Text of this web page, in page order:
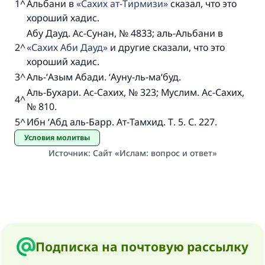
^
1 Альбани в Сахих ат-Тирмизи сказал, что это
хороший хадис.
^
2
Абу Дауд. Ас-Сунан, № 4833; аль-Альбани в
Сахих Аби Дауд и другие сказали, что это
хороший хадис.
^
3 Аль-‘Азым Абади. ‘Ауну-ль-ма‘буд.
^
4
Аль-Бухари. Ас-Сахих, № 323; Муслим. Ас-Сахих,
№ 810.
^
5 Ибн ‘Абд аль-Барр. Ат-Тамхид. Т. 5. С. 227.
Условия молитвы
Источник: Сайт «Ислам: вопрос и ответ»
Подписка на почтовую рассылку